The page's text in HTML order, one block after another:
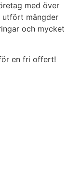
med över
utfört mängder
och mycket
en fri offert!